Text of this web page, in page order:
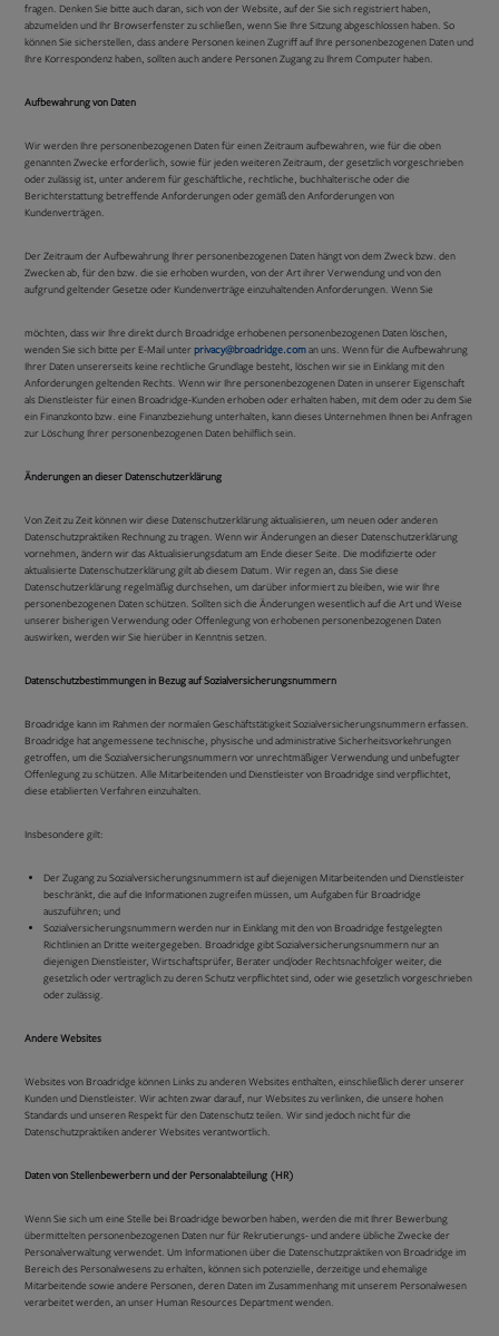
fragen. Denken Sie bitte auch daran, sich von der Website, auf der Sie sich registriert haben,
abzumelden und Ihr Browserfenster zu schließen, wenn Sie Ihre Sitzung abgeschlossen haben. So
können Sie sicherstellen, dass andere Personen keinen Zugriff auf Ihre personenbezogenen Daten und
Ihre Korrespondenz haben, sollten auch andere Personen Zugang zu Ihrem Computer haben.
Aufbewahrung von Daten
Wir werden Ihre personenbezogenen Daten für einen Zeitraum aufbewahren, wie für die oben
genannten Zwecke erforderlich, sowie für jeden weiteren Zeitraum, der gesetzlich vorgeschrieben
oder zulässig ist, unter anderem für geschäftliche, rechtliche, buchhalterische oder die
Berichterstattung betreffende Anforderungen oder gemäß den Anforderungen von
Kundenverträgen.
Der Zeitraum der Aufbewahrung Ihrer personenbezogenen Daten hängt von dem Zweck bzw. den
Zwecken ab, für den bzw. die sie erhoben wurden, von der Art ihrer Verwendung und von den
aufgrund geltender Gesetze oder Kundenverträge einzuhaltenden Anforderungen. Wenn Sie
möchten, dass wir Ihre direkt durch Broadridge erhobenen personenbezogenen Daten löschen,
wenden Sie sich bitte per E-Mail unterprivacy@broadridge.coman uns. Wenn für die Aufbewahrung
Ihrer Daten unsererseits keine rechtliche Grundlage besteht, löschen wir sie in Einklang mit den
Anforderungen geltenden Rechts. Wenn wir Ihre personenbezogenen Daten in unserer Eigenschaft
als Dienstleister für einen Broadridge-Kunden erhoben oder erhalten haben, mit dem oder zu dem Sie
ein Finanzkonto bzw. eine Finanzbeziehung unterhalten, kann dieses Unternehmen Ihnen bei Anfragen
zur Löschung Ihrer personenbezogenen Daten behilflich sein.
Änderungen an dieser Datenschutzerklärung
Von Zeit zu Zeit können wir diese Datenschutzerklärung aktualisieren, um neuen oder anderen
Datenschutzpraktiken Rechnung zu tragen. Wenn wir Änderungen an dieser Datenschutzerklärung
vornehmen, ändern wir das Aktualisierungsdatum am Ende dieser Seite. Die modifizierte oder
aktualisierte Datenschutzerklärung gilt ab diesem Datum. Wir regen an, dass Sie diese
Datenschutzerklärung regelmäßig durchsehen, um darüber informiert zu bleiben, wie wir Ihre
personenbezogenen Daten schützen. Sollten sich die Änderungen wesentlich auf die Art und Weise
unserer bisherigen Verwendung oder Offenlegung von erhobenen personenbezogenen Daten
auswirken, werden wir Sie hierüber in Kenntnis setzen.
Datenschutzbestimmungen in Bezug auf Sozialversicherungsnummern
Broadridge kann im Rahmen der normalen Geschäftstätigkeit Sozialversicherungsnummern erfassen.
Broadridge hat angemessene technische, physische und administrative Sicherheitsvorkehrungen
getroffen, um die Sozialversicherungsnummern vor unrechtmäßiger Verwendung und unbefugter
Offenlegung zu schützen. Alle Mitarbeitenden und Dienstleister von Broadridge sind verpflichtet,
diese etablierten Verfahren einzuhalten.
Insbesondere gilt:
Der Zugang zu Sozialversicherungsnummern ist auf diejenigen Mitarbeitenden und Dienstleister
beschränkt, die auf die Informationen zugreifen müssen, um Aufgaben für Broadridge
auszuführen; und
Sozialversicherungsnummern werden nur in Einklang mit den von Broadridge festgelegten
Richtlinien an Dritte weitergegeben. Broadridge gibt Sozialversicherungsnummern nur an
diejenigen Dienstleister, Wirtschaftsprüfer, Berater und/oder Rechtsnachfolger weiter, die
gesetzlich oder vertraglich zu deren Schutz verpflichtet sind, oder wie gesetzlich vorgeschrieben
oder zulässig.
Andere Websites
Websites von Broadridge können Links zu anderen Websites enthalten, einschließlich derer unserer
Kunden und Dienstleister. Wir achten zwar darauf, nur Websites zu verlinken, die unsere hohen
Standards und unseren Respekt für den Datenschutz teilen. Wir sind jedoch nicht für die
Datenschutzpraktiken anderer Websites verantwortlich.
Daten von Stellenbewerbern und der Personalabteilung (HR)
Wenn Sie sich um eine Stelle bei Broadridge beworben haben, werden die mit Ihrer Bewerbung
übermittelten personenbezogenen Daten nur für Rekrutierungs- und andere übliche Zwecke der
Personalverwaltung verwendet. Um Informationen über die Datenschutzpraktiken von Broadridge im
Bereich des Personalwesens zu erhalten, können sich potenzielle, derzeitige und ehemalige
Mitarbeitende sowie andere Personen, deren Daten im Zusammenhang mit unserem Personalwesen
verarbeitet werden, an unser Human Resources Department wenden.